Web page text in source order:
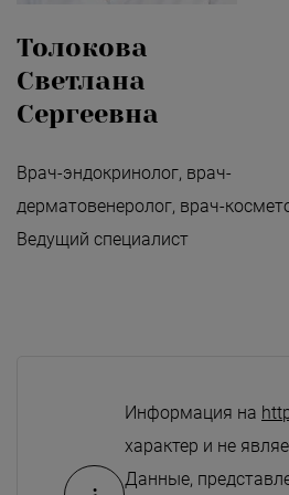
Толокова
Светлана
Сергеевна
Врач-эндокринолог, врач-
дерматовенеролог, врач-
Ведущий специалист
Информация на
характер и не
Данные,